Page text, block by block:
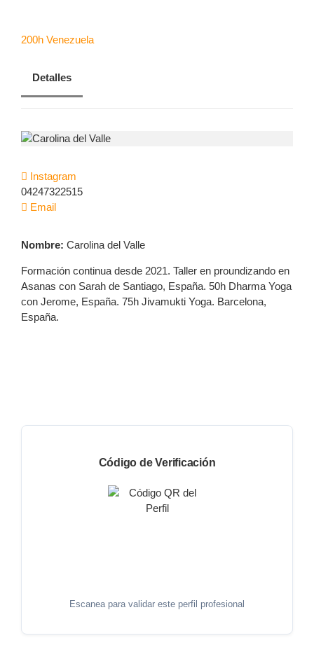
200h Venezuela
Detalles
Instagram
04247322515
Email
Nombre: Carolina del Valle
Formación continua desde 2021. Taller en proundizando en
Asanas con Sarah de Santiago, España. 50h Dharma Yoga
con Jerome, España. 75h Jivamukti Yoga. Barcelona,
España.
Código de Verificación
Escanea para validar este perfil profesional